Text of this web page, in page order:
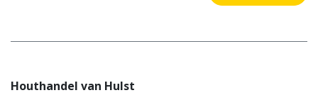
Houthandel van Hulst